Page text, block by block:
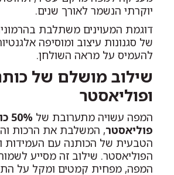
יוקרתי הנשמר לאורך שנים.
דוגמת המעוינים משתלבת
של סגנונות עיצוב ומוסיפה
להעמיס על מראה השולחן.
שילוב מושלם של
ופוליאסטר
המפה עשויה מתערובת של
פוליאסטר, המשלבת את הרכות
הטבעית של הכותנה עם העמידות
הפוליאסטר. שילוב זה מסייע
המפה, מפחית קמטים ומקל על